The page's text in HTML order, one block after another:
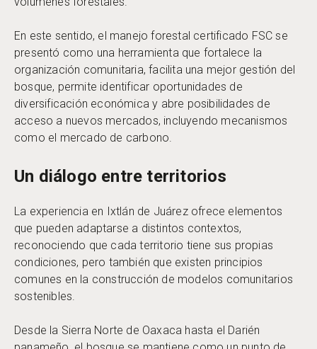
En este sentido, el manejo forestal certificado FSC se
presentó como una herramienta que fortalece la
organización comunitaria, facilita una mejor gestión del
bosque, permite identificar oportunidades de
diversificación económica y abre posibilidades de
acceso a nuevos mercados, incluyendo mecanismos
como el mercado de carbono.
Un diálogo entre territorios
La experiencia en Ixtlán de Juárez ofrece elementos
que pueden adaptarse a distintos contextos,
reconociendo que cada territorio tiene sus propias
condiciones, pero también que existen principios
comunes en la construcción de modelos comunitarios
sostenibles.
Desde la Sierra Norte de Oaxaca hasta el Darién